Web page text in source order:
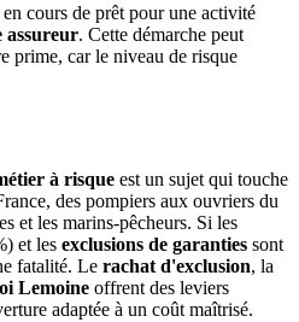
cours de prêt pour une activité
assureur. Cette démarche peut
prime, car le niveau de risque
à risque est un sujet qui touche
des pompiers aux ouvriers du
et les marins-pêcheurs. Si les
et les exclusions de garanties sont
fatalité. Le rachat d'exclusion, la
Lemoine offrent des leviers
adaptée à un coût maîtrisé.